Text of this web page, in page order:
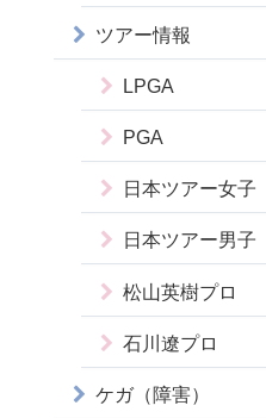
ツアー情報
LPGA
PGA
日本ツアー女子
日本ツアー男子
松山英樹プロ
石川遼プロ
ケガ（障害）